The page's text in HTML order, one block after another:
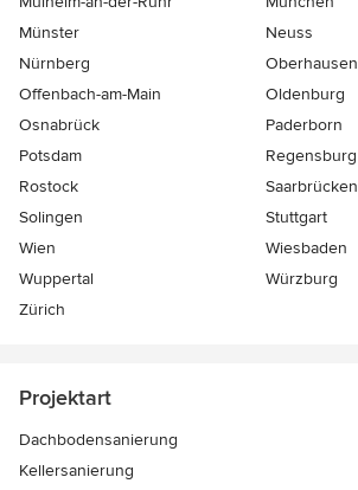
Münster
Neuss
Nürnberg
Oberhausen
Offenbach-am-Main
Oldenburg
Osnabrück
Paderborn
Potsdam
Regensburg
Rostock
Saarbrücken
Solingen
Stuttgart
Wien
Wiesbaden
Wuppertal
Würzburg
Zürich
Projektart
Dachbodensanierung
Kellersanierung